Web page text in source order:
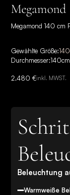
Megamond
Megamond 140 cm
Gewählte Größe:140
Durchmesser:140cm
2.480 €inkl. MWST.
Beleuchtung
Warmweiße